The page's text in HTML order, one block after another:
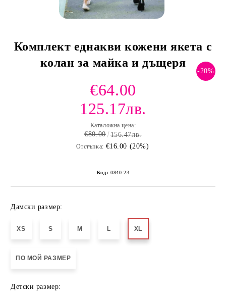
Комплект еднакви кожени якета с
колан за майка и дъщеря
-20%
€64.00
125.17лв.
Каталожна цена:
€80.00 156.47лв.
Отстъпка: €16.00 (20%)
Код: 0840-23
Дамски размер:
XS S M L XL
ПО МОЙ РАЗМЕР
Детски размер: